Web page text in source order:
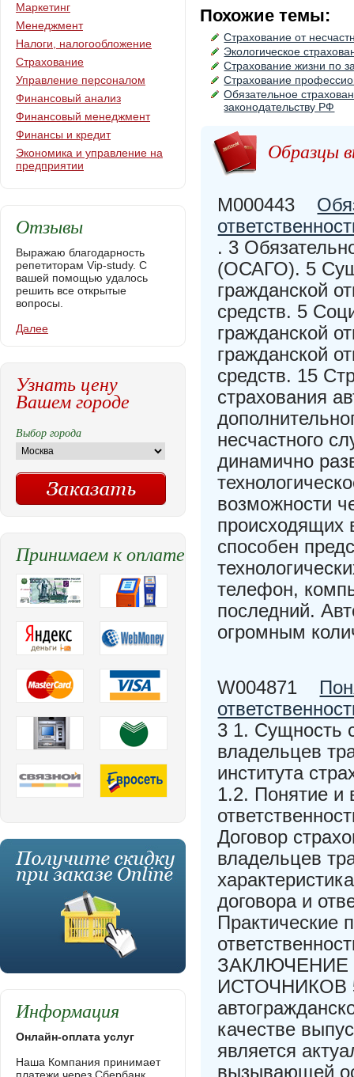
Похожие темы:
Страхование от
Экологическое
Страхование жизни по
Страхование
Обязательное
законодательству РФ
Образцы
M000443
. 3
(ОСАГО). 5
гражданской
средств. 5
гражданской
гражданской
средств. 15
страхования
несчастного
динамично
возможности
происходящих
способен
телефон,
последний.
огромным
W004871
3 1. Сущность
владельцев
института
1.2. Понятие и
Договор
владельцев
договора и
Практические
ИСТОЧНИКОВ
качестве
является
вызывающей
Маркетинг
Менеджмент
Налоги, налогообложение
Страхование
Управление персоналом
Финансовый анализ
Финансовый менеджмент
Финансы и кредит
Экономика и управление на
предприятии
Отзывы
Выражаю благодарность
репетиторам Vip-study. С
вашей помощью удалось
решить все открытые
вопросы.
Далее
Узнать цену
Вашем городе
Выбор города
Принимаем к оплате
Информация
Онлайн-оплата услуг
Наша Компания принимает